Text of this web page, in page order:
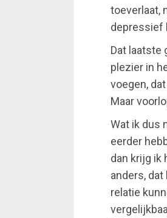
toeverlaat,
depressief
Dat laatste
plezier in
voegen,
Maar
Wat ik dus
eerder
dan krijg ik
anders,
relatie